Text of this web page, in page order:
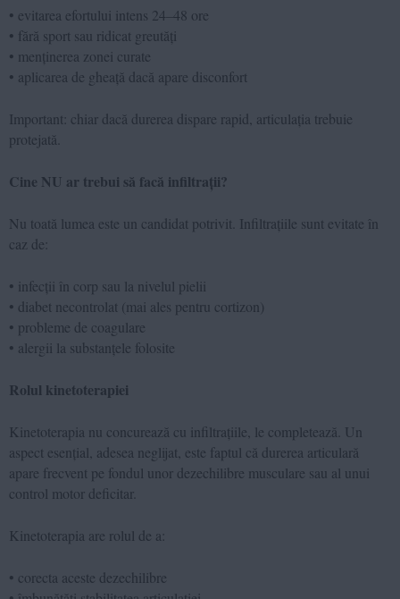
• evitarea efortului intens 24–48 ore
• fără sport sau ridicat greutăți
• menținerea zonei curate
• aplicarea de gheață dacă apare disconfort
Important: chiar dacă durerea dispare rapid, articulația trebuie
protejată.
Cine NU ar trebui să facă infiltrații?
Nu toată lumea este un candidat potrivit. Infiltrațiile sunt evitate în
caz de:
• infecții în corp sau la nivelul pielii
• diabet necontrolat (mai ales pentru cortizon)
• probleme de coagulare
• alergii la substanțele folosite
Rolul kinetoterapiei
Kinetoterapia nu concurează cu infiltrațiile, le completează. Un
aspect esențial, adesea neglijat, este faptul că durerea articulară
apare frecvent pe fondul unor dezechilibre musculare sau al unui
control motor deficitar.
Kinetoterapia are rolul de a:
• corecta aceste dezechilibre